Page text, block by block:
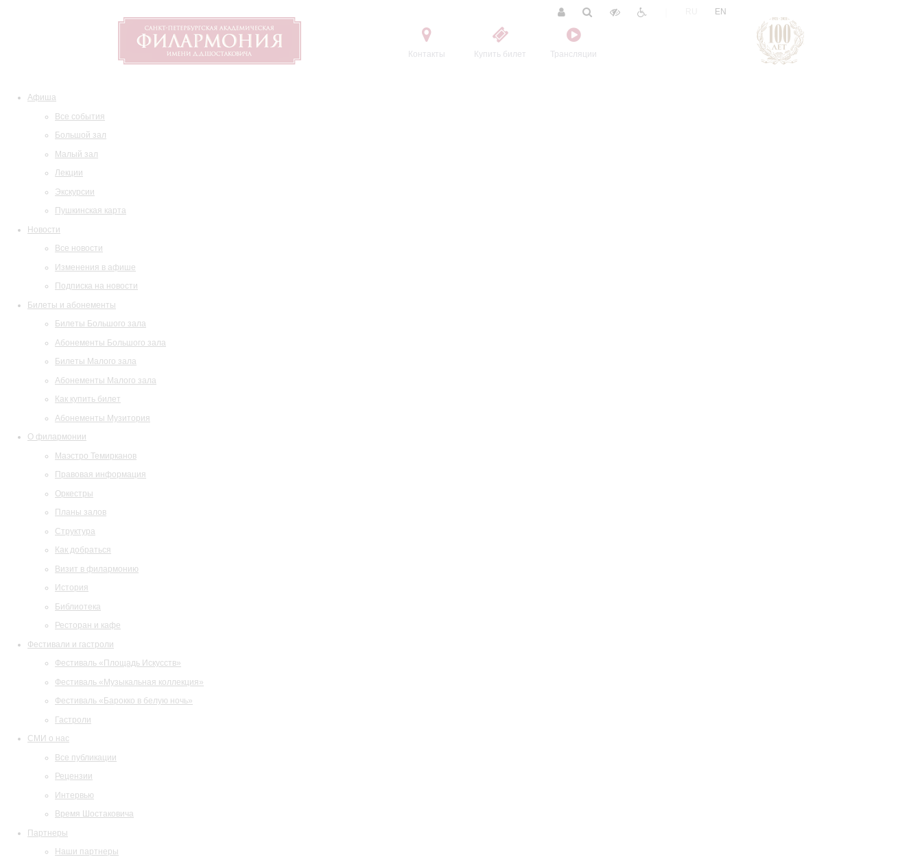
Контакты Купить билет Трансляции
EN
Афиша
Все события
Большой зал
Малый зал
Лекции
Экскурсии
Пушкинская карта
Новости
Все новости
Изменения в афише
Подписка на новости
Билеты и абонементы
Билеты Большого зала
Абонементы Большого зала
Билеты Малого зала
Абонементы Малого зала
Как купить билет
Абонементы Музитория
О филармонии
Маэстро Темирканов
Правовая информация
Оркестры
Планы залов
Структура
Как добраться
Визит в филармонию
История
Библиотека
Ресторан и кафе
Фестивали и гастроли
Фестиваль «Площадь Искусств»
Фестиваль «Музыкальная коллекция»
Фестиваль «Барокко в белую ночь»
Гастроли
СМИ о нас
Все публикации
Рецензии
Интервью
Время Шостаковича
Партнеры
Наши партнеры